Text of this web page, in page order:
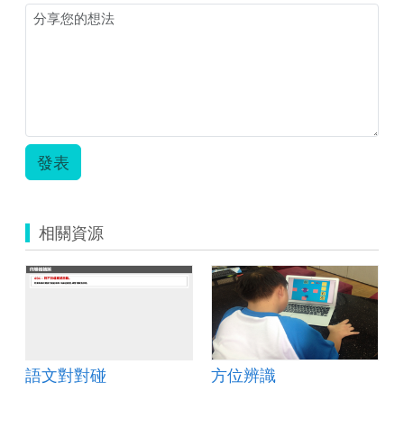
發表
相關資源
語文對對碰 方位辨識